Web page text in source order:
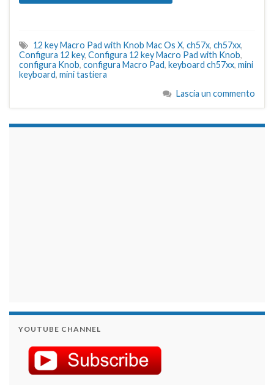
12 key Macro Pad with Knob Mac Os X, ch57x, ch57xx,
Configura 12 key, Configura 12 key Macro Pad with Knob,
configura Knob, configura Macro Pad, keyboard ch57xx, mini
keyboard, mini tastiera
Lascia un commento
YOUTUBE CHANNEL